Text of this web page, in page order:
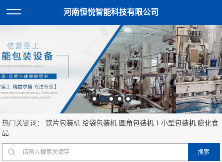
河南恒悦智能科技有限公司
热门关键词：饮片包装机 给袋包装机 圆角包装机 1 小型包装机 膨化食
品